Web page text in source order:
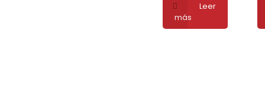
Leer
más